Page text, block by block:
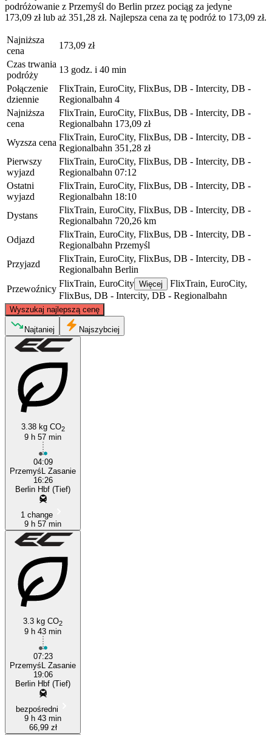
podróżowanie z Przemyśl do Berlin przez pociąg za jedyne
173,09 zł lub aż 351,28 zł. Najlepsza cena za tę podróż to 173,09 zł.
Najniższa
cena
173,09 zł
Czas trwania
podróży
13 godz. i 40 min
Połączenie
dziennie
FlixTrain, EuroCity, FlixBus, DB - Intercity, DB -
Regionalbahn 4
Najniższa
cena
FlixTrain, EuroCity, FlixBus, DB - Intercity, DB -
Regionalbahn 173,09 zł
Wyzsza cena
FlixTrain, EuroCity, FlixBus, DB - Intercity, DB -
Regionalbahn 351,28 zł
Pierwszy
wyjazd
FlixTrain, EuroCity, FlixBus, DB - Intercity, DB -
Regionalbahn 07:12
Ostatni
wyjazd
FlixTrain, EuroCity, FlixBus, DB - Intercity, DB -
Regionalbahn 18:10
Dystans
FlixTrain, EuroCity, FlixBus, DB - Intercity, DB -
Regionalbahn 720,26 km
Odjazd
FlixTrain, EuroCity, FlixBus, DB - Intercity, DB -
Regionalbahn Przemyśl
Przyjazd
FlixTrain, EuroCity, FlixBus, DB - Intercity, DB -
Regionalbahn Berlin
Przewoźnicy
FlixTrain, EuroCity Więcej
FlixTrain, EuroCity,
FlixBus, DB - Intercity, DB - Regionalbahn
Wyszukaj najlepszą cenę
Berlin
©CARTO , ©OpenStreetMapcontributors
Najtaniej Najszybciej
3.38 kg CO2
9 h 57 min
04:09
PrzemyśL Zasanie
16:26
Berlin Hbf (Tief)
1 change
9 h 57 min
3.3 kg CO2
9 h 43 min
07:23
PrzemyśL Zasanie
19:06
Berlin Hbf (Tief)
bezpośredni
9 h 43 min
66,99 zł